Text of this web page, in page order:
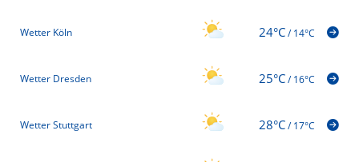
Wetter Köln 24°C/14°C
Wetter Dresden 25°C/16°C
Wetter Stuttgart 28°C/17°C